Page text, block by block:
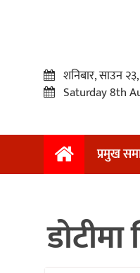
प्रमुख
शनिबार, साउन
Saturday 8th
प्रमुख